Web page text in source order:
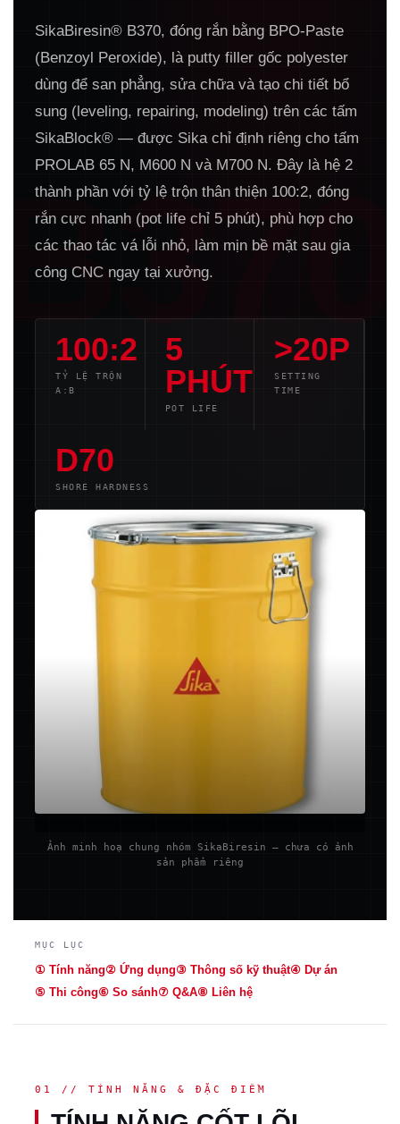
SikaBiresin® B370, đóng rắn bằng BPO-Paste
(Benzoyl Peroxide), là putty filler gốc polyester
dùng để san phẳng, sửa chữa và tạo chi tiết bổ
sung (leveling, repairing, modeling) trên các tấm
SikaBlock® — được Sika chỉ định riêng cho tấm
PROLAB 65 N, M600 N và M700 N. Đây là hệ 2
thành phần với tỷ lệ trộn thân thiện 100:2, đóng
rắn cực nhanh (pot life chỉ 5 phút), phù hợp cho
các thao tác vá lỗi nhỏ, làm mịn bề mặt sau gia
công CNC ngay tại xưởng.
100:2
TỶ LỆ TRỘN
A:B
5
PHÚT
POT LIFE
>20P
SETTING
TIME
D70
SHORE HARDNESS
Ảnh minh hoạ chung nhóm SikaBiresin — chưa có ảnh
sản phẩm riêng
MỤC LỤC
① Tính năng② Ứng dụng③ Thông số kỹ thuật④ Dự án
⑤ Thi công⑥ So sánh⑦ Q&A⑧ Liên hệ
01 // TÍNH NĂNG & ĐẶC ĐIỂM